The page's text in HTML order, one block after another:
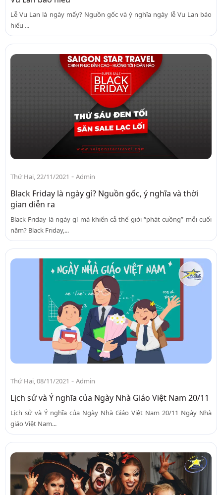
Lễ Vu Lan là ngày mấy? Nguồn gốc và ý nghĩa ngày lễ Vu Lan báo
hiếu ...
Thứ Hai, 22/11/2021 - Admin
Black Friday là ngày gì? Nguồn gốc, ý nghĩa và thời
gian diễn ra
Black Friday là ngày gì mà khiến cả thế giới “phát cuồng” mỗi cuối
năm? Black Friday,...
Thứ Hai, 08/11/2021 - Admin
Lịch sử và Ý nghĩa của Ngày Nhà Giáo Việt Nam 20/11
Lịch sử và Ý nghĩa của Ngày Nhà Giáo Việt Nam 20/11 Ngày Nhà
giáo Việt Nam...